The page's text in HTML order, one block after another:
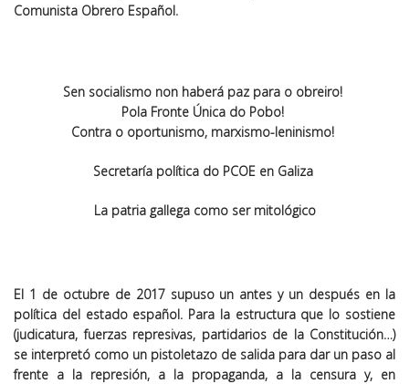
Comunista Obrero Español.
Sen socialismo non haberá paz para o obreiro!
Pola Fronte Única do Pobo!
Contra o oportunismo, marxismo-leninismo!
Secretaría política do PCOE en Galiza
La patria gallega como ser mitológico
El 1 de octubre de 2017 supuso un antes y un después en la
política del estado español. Para la estructura que lo sostiene
(judicatura, fuerzas represivas, partidarios de la Constitución…)
se interpretó como un pistoletazo de salida para dar un paso al
frente a la represión, a la propaganda, a la censura y, en